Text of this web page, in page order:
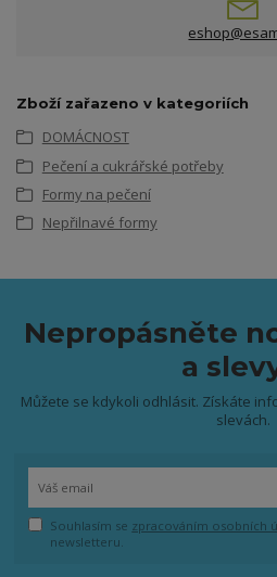
Zboží zařazeno v kategoriích
DOMÁCNOST
Pečení a cukrářské potřeby
Formy na pečení
Nepřilnavé formy
Nepropásněte
a
Můžete se kdykoli odhlásit. Získáte
slevách.
Souhlasím se zpracováním osobních
newsletteru.